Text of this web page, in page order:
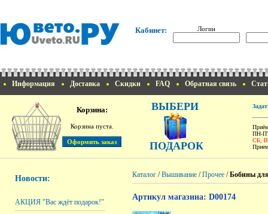
Кабинет: Логин
Информация Доставка Скидки FAQ Обратная связь
Корзина:
Корзина пуста.
ВЫБЕРИ
ПОДАРОК
ПН-
СБ,
Новости:
АКЦИЯ "Вас ждёт подарок!"
Каталог /Вышивание /Прочее /Бобины
Артикул магазина: D00174